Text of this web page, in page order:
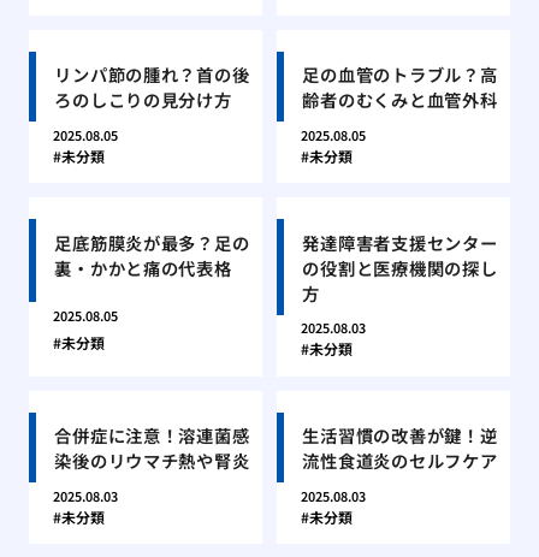
リンパ節の腫れ？首の後
ろのしこりの見分け方
2025.08.05
未分類
足の血管のトラブル？高
齢者のむくみと血管外科
2025.08.05
未分類
足底筋膜炎が最多？足の
裏・かかと痛の代表格
2025.08.05
未分類
発達障害者支援センター
の役割と医療機関の探し
方
2025.08.03
未分類
合併症に注意！溶連菌感
染後のリウマチ熱や腎炎
2025.08.03
未分類
生活習慣の改善が鍵！逆
流性食道炎のセルフケア
2025.08.03
未分類